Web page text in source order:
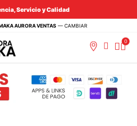
Servicio y Calidad
AURORA VENTAS — CAMBIAR